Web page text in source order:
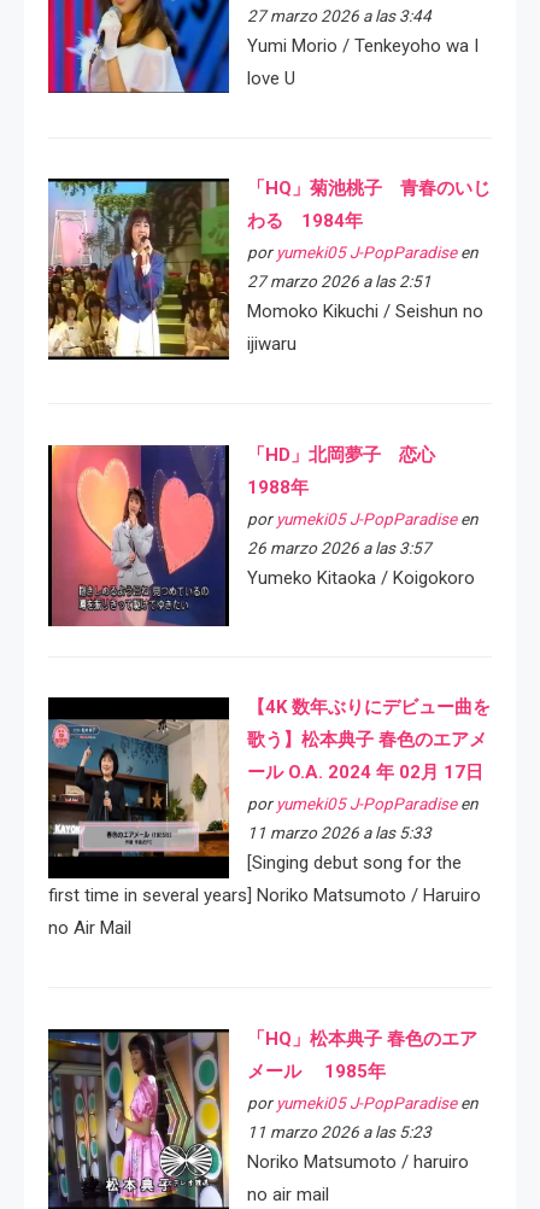
27 marzo 2026 a las 3:44
Yumi Morio / Tenkeyoho wa I
love U
「HQ」菊池桃子 青春のいじ
わる 1984年
por yumeki05 J-PopParadiseen
27 marzo 2026 a las 2:51
Momoko Kikuchi / Seishun no
ijiwaru
「HD」北岡夢子 恋心
1988年
por yumeki05 J-PopParadiseen
26 marzo 2026 a las 3:57
Yumeko Kitaoka / Koigokoro
【4K 数年ぶりにデビュー曲を
歌う】松本典子 春色のエアメ
ール O.A. 2024 年 02月 17日
por yumeki05 J-PopParadiseen
11 marzo 2026 a las 5:33
[Singing debut song for the
first time in several years] Noriko Matsumoto / Haruiro
no Air Mail
「HQ」松本典子 春色のエア
メール 1985年
por yumeki05 J-PopParadiseen
11 marzo 2026 a las 5:23
Noriko Matsumoto / haruiro
no air mail